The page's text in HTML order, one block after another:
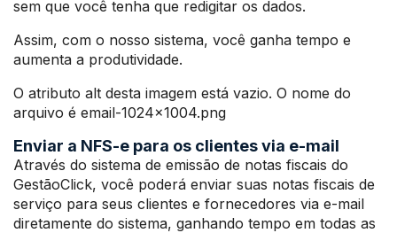
sem que você tenha que redigitar os dados.
Assim, com o nosso sistema, você ganha tempo e
aumenta a produtividade.
O atributo alt desta imagem está vazio. O nome do
arquivo é email-1024×1004.png
Enviar a NFS-e para os clientes via e-mail
Através do sistema de emissão de notas fiscais do
GestãoClick, você poderá enviar suas notas fiscais de
serviço para seus clientes e fornecedores via e-mail
diretamente do sistema, ganhando tempo em todas as